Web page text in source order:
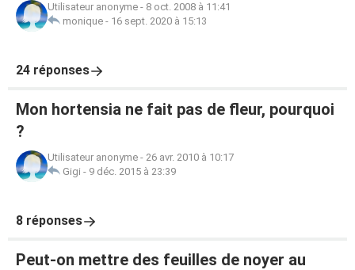
Utilisateur anonyme - 8 oct. 2008 à 11:41
monique - 16 sept. 2020 à 15:13
24 réponses
Mon hortensia ne fait pas de fleur, pourquoi
?
Utilisateur anonyme - 26 avr. 2010 à 10:17
Gigi - 9 déc. 2015 à 23:39
8 réponses
Peut-on mettre des feuilles de noyer au